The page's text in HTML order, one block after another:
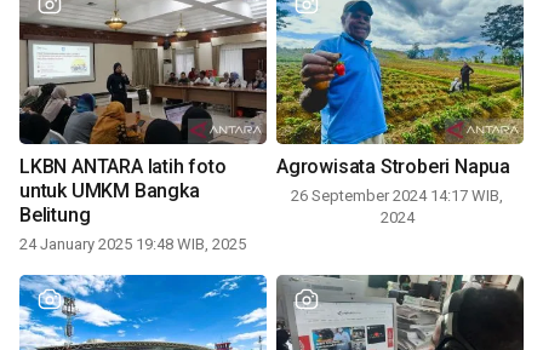
LKBN ANTARA latih foto
untuk UMKM Bangka
Belitung
24 January 2025 19:48 WIB, 2025
Agrowisata Stroberi Napua
26 September 2024 14:17 WIB,
2024